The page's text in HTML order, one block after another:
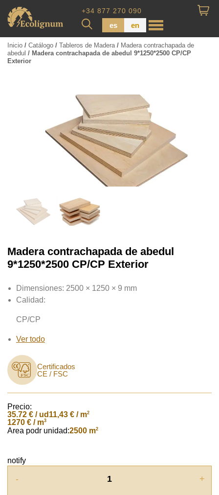
+34 877 270 090
es en
Madera impregnada
Tableros de Madera
Tablo calibrada
Inicio / Catálogo / Tableros de Madera/ Madera contrachapada de
abedul / Madera contrachapada de abedul 9*1250*2500 CP/CP
Exterior
Madera contrachapada de abedul
9*1250*2500 CP/CP Exterior
Dimensiones: 2500 × 1250 × 9 mm
Calidad:
CP/CP
Ver todo
Certificados
CE / FSC
Precio:
35.72 € / ud 11,43 € / m2
1270 € / m3
Area podr unidad:2500 m2
notify
- +